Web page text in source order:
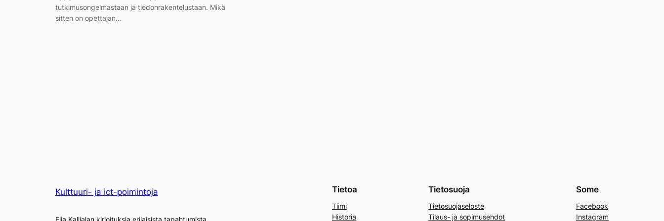
tutkimusongelmastaan ja tiedonrakentelustaan. Mikä
sitten on opettajan…
Kulttuuri- ja ict-poimintoja
Eija Kallialan kirjoituksia erilaisista tapahtumista
Tietoa
Tiimi
Historia
Tietosuoja
Tietosuojaseloste
Tilaus- ja sopimusehdot
Some
Facebook
Instagram